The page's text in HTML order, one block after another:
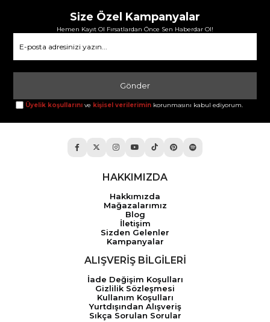
Size Özel Kampanyalar
Hemen Kayıt Ol Fırsatlardan Önce Sen Haberdar Ol!
Gönder
Üyelik koşullarını ve kişisel verilerimin korunmasını kabul ediyorum.
HAKKIMIZDA
Hakkımızda
Mağazalarımız
Blog
İletişim
Sizden Gelenler
Kampanyalar
ALIŞVERİŞ BİLGİLERİ
İade Değişim Koşulları
Gizlilik Sözleşmesi
Kullanım Koşulları
Yurtdışından Alışveriş
Sıkça Sorulan Sorular